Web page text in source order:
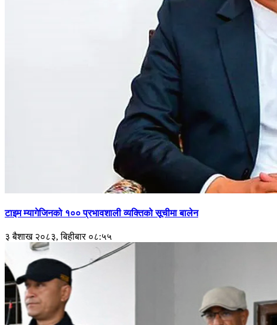
टाइम म्यागेजिनको १०० प्रभावशाली व्यक्तिको सूचीमा बालेन
३ बैशाख २०८३, बिहीबार ०८:५५